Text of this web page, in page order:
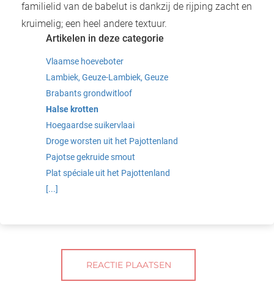
familielid van de babelut is dankzij de rijping zacht en
kruimelig; een heel andere textuur.
Artikelen in deze categorie
Vlaamse hoeveboter
Lambiek, Geuze-Lambiek, Geuze
Brabants grondwitloof
Halse krotten
Hoegaardse suikervlaai
Droge worsten uit het Pajottenland
Pajotse gekruide smout
Plat spéciale uit het Pajottenland
[...]
REACTIE PLAATSEN